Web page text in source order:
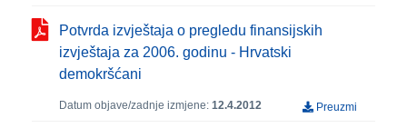
Potvrda izvještaja o pregledu finansijskih
izvještaja za 2006. godinu - Hrvatski
demokršćani
Datum objave/zadnje izmjene: 12.4.2012 Preuzmi